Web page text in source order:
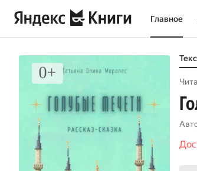
Главное